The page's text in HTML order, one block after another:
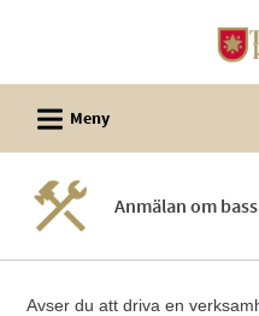
e-
tjänster
-
Tingsryds
kommun
L Meny
Anmälan om
Avser du att driva en